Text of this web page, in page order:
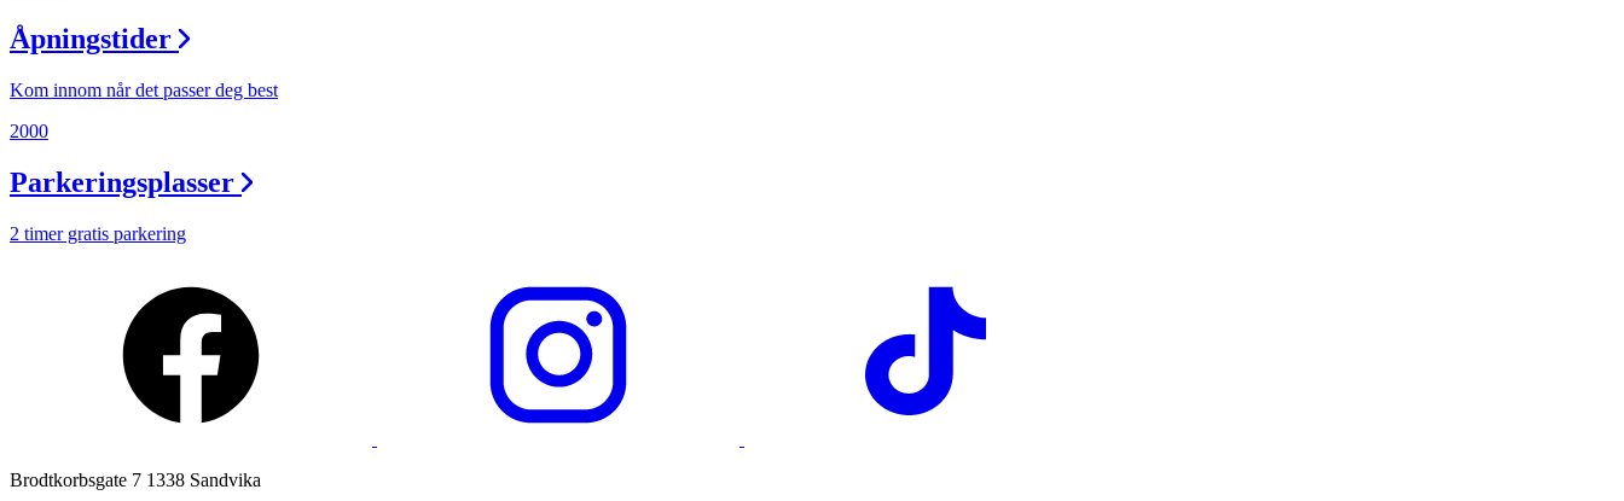
Magasin
Gavekort
Min Shopping-app
Åpningstider
Kom innom når det passer deg best
2000
Parkeringsplasser
2 timer gratis parkering
Brodtkorbsgate 7 1338 Sandvika